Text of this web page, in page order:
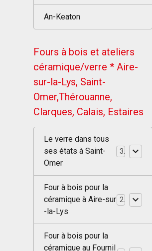
An-Keaton
Fours à bois et ateliers
céramique/verre * Aire-
sur-la-Lys, Saint-
Omer,Thérouanne,
Clarques, Calais, Estaires
Le verre dans tous
ses états à Saint-
Omer
Four à bois pour la
céramique à Aire-sur
-la-Lys
Four à bois pour la
céramique au Fournil